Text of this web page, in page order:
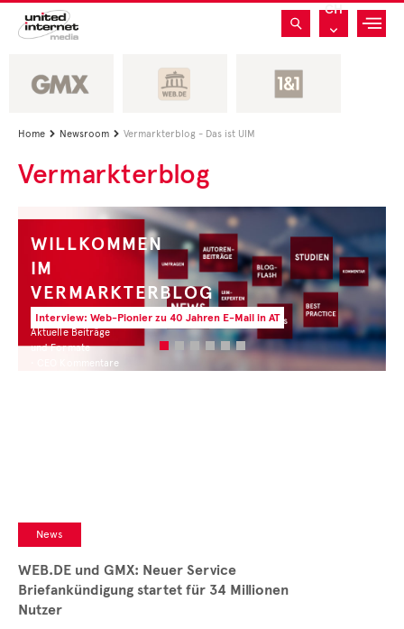
CH
Home  Newsroom  Vermarkterblog - Das ist UIM
Vermarkterblog
WILLKOMMEN
IM
VERMARKTERBLOG
Aktuelle Beiträge
und Formate
• CEO Kommentare
Interview: Web-Pionier zu 40 Jahren E-Mail in AT
News
WEB.DE und GMX: Neuer Service
Briefankündigung startet für 34 Millionen
Nutzer